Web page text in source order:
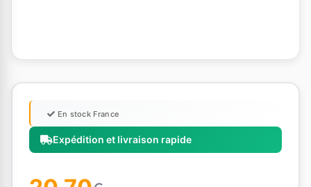
Expédition et livraison rapide
En stock France